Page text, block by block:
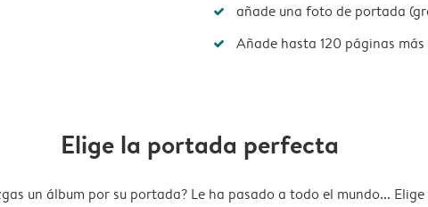
añade una foto de portada
Añade hasta 120 páginas
Elige la portada perfecta
un álbum por su portada? Le ha pasado a todo el mundo... Elige